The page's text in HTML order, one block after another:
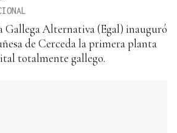
Gallega Alternativa (Egal) inauguró
de Cerceda la primera planta
totalmente gallego.